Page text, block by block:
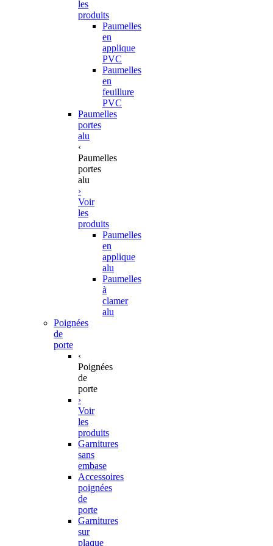
les
produits
Paumelles
en
applique
PVC
Paumelles
en
feuillure
PVC
Paumelles
portes
alu
‹
Paumelles
portes
alu
›
Voir
les
produits
Paumelles
en
applique
alu
Paumelles
à
clamer
alu
Poignées
de
porte
‹
Poignées
de
porte
›
Voir
les
produits
Garnitures
sans
embase
Accessoires
poignées
de
porte
Garnitures
sur
plaque